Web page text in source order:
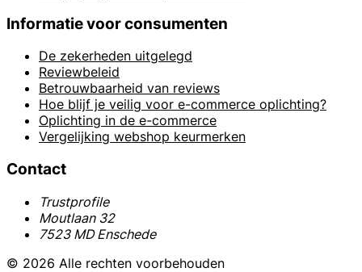
Informatie voor consumenten
De zekerheden uitgelegd
Reviewbeleid
Betrouwbaarheid van reviews
Hoe blijf je veilig voor e-commerce oplichting?
Oplichting in de e-commerce
Vergelijking webshop keurmerken
Contact
Trustprofile
Moutlaan 32
7523 MD Enschede
© 2026 Alle rechten voorbehouden